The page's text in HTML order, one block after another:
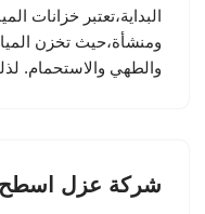
البداية،تعتبر خزانات
ومنشأة،حيث تخزن
والطهي والاستحمام.
شركة عزل اسطح